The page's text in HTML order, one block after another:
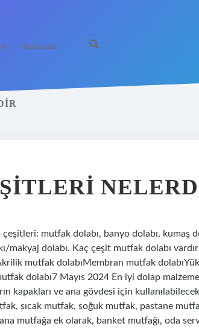
Hakkımızda
mutfak dolabı, banyo dolabı, kumaş
makyaj dolabı. Kaç çeşit mutfak dolabı
mutfak dolabıMembran mutfak
dolabı7 Mayıs 2024 En iyi dolap
kapakları ve ana gövdesi için
sıcak mutfak, soğuk mutfak, pastane
mutfağa ek olarak, banket mutfağı, oda